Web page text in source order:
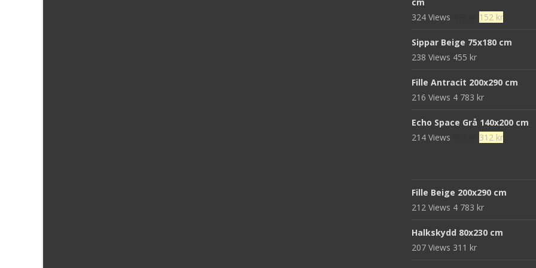
680 kr.439 kr.
324 Views
Det
priset
152 krDet
priset
Sippar Beige 75x180 cm
238 Views 455 kr
Fille Antracit 200x290 cm
216 Views 4 783 kr
Echo Space Grå 140x200 cm
214 Views
Det
952 kr.
312 krDet
312 kr.
Fille Beige 200x290 cm
212 Views 4 783 kr
Halkskydd 80x230 cm
207 Views 311 kr